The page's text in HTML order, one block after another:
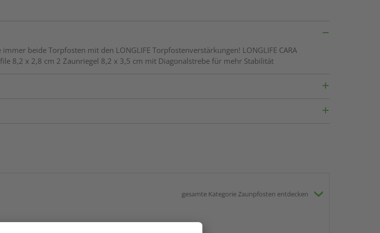
beide Torpfosten mit den LONGLIFE Torpfostenverstärkungen! LONGLIFE CARA
8,2 x 2,8 cm 2 Zaunriegel 8,2 x 3,5 cm mit Diagonalstrebe für mehr Stabilität
gesamte Kategorie Zaunpfosten entdecken